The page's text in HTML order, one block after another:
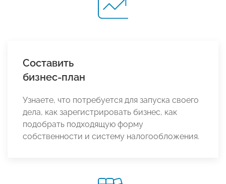
Составить
бизнес-план
Узнаете, что потребуется для запуска своего
дела, как зарегистрировать бизнес, как
подобрать подходящую форму
собственности и систему налогообложения.